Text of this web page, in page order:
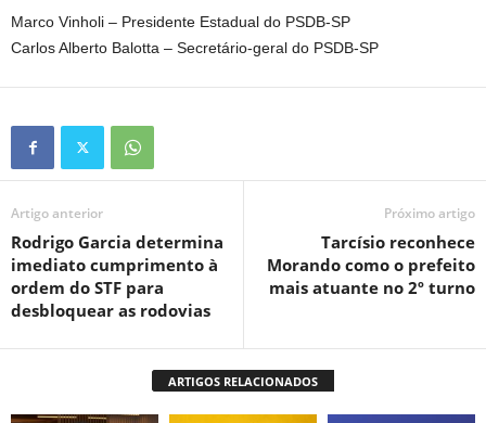
Marco Vinholi – Presidente Estadual do PSDB-SP
Carlos Alberto Balotta – Secretário-geral do PSDB-SP
Artigo anterior
Rodrigo Garcia determina
imediato cumprimento à
ordem do STF para
desbloquear as rodovias
Próximo artigo
Tarcísio reconhece
Morando como o prefeito
mais atuante no 2º turno
ARTIGOS RELACIONADOS